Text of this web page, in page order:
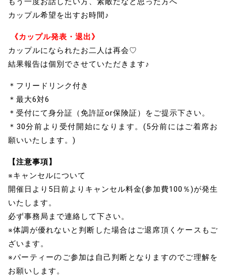
カップル希望を出すお時間♪
《カップル発表・退出》
カップルになられたお二人は再会♡
結果報告は個別でさせていただきます♪
＊フリードリンク付き
＊最大6対6
＊受付にて身分証（免許証or保険証）をご提示下さい。
＊30分前より受付開始になります。(5分前にはご着席お
願いいたします。)
【注意事項】
※キャンセルについて
開催日より5日前よりキャンセル料金(参加費100％)が発生
いたします。
必ず事務局まで連絡して下さい。
※体調が優れないと判断した場合はご退席頂くケースもご
ざいます。
※パーティーのご参加は自己判断となりますのでご理解を
お願いします。